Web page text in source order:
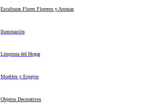
Esculturas Flores Floreros y Aromas
Iluminación
Limpieza del Hogar
Muebles y Espejos
Objetos Decorativos